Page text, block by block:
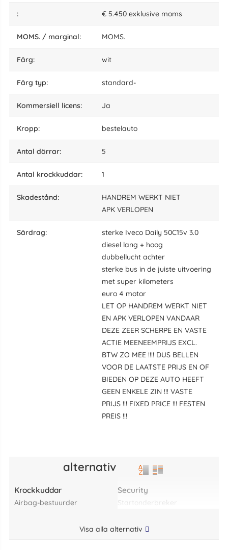
: € 5.450 exklusive moms
MOMS. / marginal: MOMS.
Färg: wit
färg typ: standard-
kommersiell licens: Ja
kropp: bestelauto
antal dörrar: 5
antal krockkuddar: 1
skadestånd:
HANDREM WERKT NIET
APK VERLOPEN
särdrag:
sterke Iveco Daily 50C15v 3.0
diesel lang + hoog
dubbellucht achter
sterke bus in de juiste uitvoering
met super kilometers
euro 4 motor
LET OP HANDREM WERKT NIET
EN APK VERLOPEN VANDAAR
DEZE ZEER SCHERPE EN VASTE
ACTIE MEENEEMPRIJS EXCL.
BTW ZO MEE !!!! DUS BELLEN
VOOR DE LAATSTE PRIJS EN OF
BIEDEN OP DEZE AUTO HEEFT
GEEN ENKELE ZIN !!! VASTE
PRIJS !!! FIXED PRICE !!! FESTEN
PREIS !!!
alternativ
Krockkuddar
airbag-bestuurder
Security
startonderbreker
Visa alla alternativ